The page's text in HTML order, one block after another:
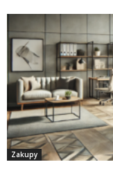
Zakupy